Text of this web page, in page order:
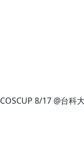
8/17 @台